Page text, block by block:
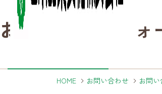
日本甜菜製糖につい
事業内容
製品
Column
Column
Ir
Ir
Sustainability
Sustainability
サステナビリティ
企業情報
お問い合わせフォ
HOME お問い合わせ お問